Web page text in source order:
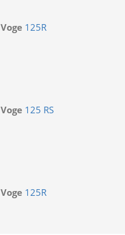
Voge125R
Voge125 RS
Voge125R